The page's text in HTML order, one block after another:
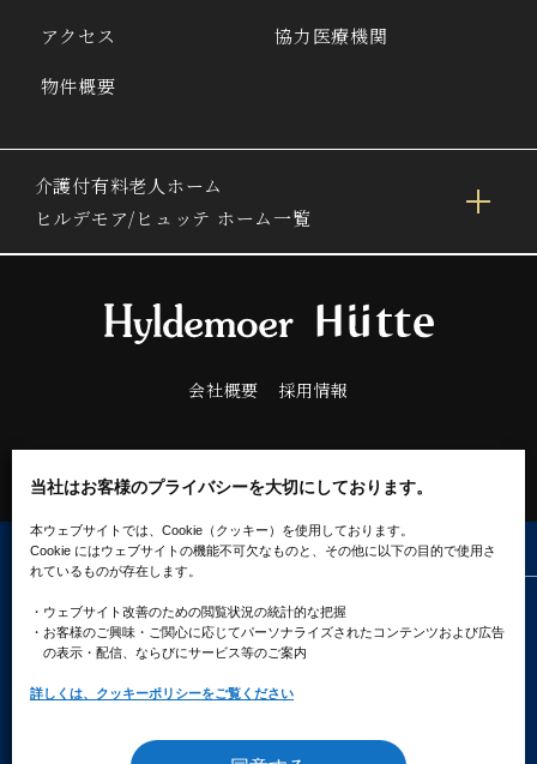
当社はお客様のプライバシーを大切にしております。
本ウェブサイトでは、Cookie（クッキー）を使用しております。
Cookie にはウェブサイトの機能不可欠なものと、その他に以下の目的で使用さ
れているものが存在します。
・ウェブサイト改善のための閲覧状況の統計的な把握
・お客様のご興味・ご関心に応じてパーソナライズされたコンテンツおよび広告
の表示・配信、ならびにサービス等のご案内
詳しくは、クッキーポリシーをご覧ください
アクセス
協力医療機関
物件概要
介護付有料老人ホーム
ヒルデモア/ヒュッテ ホーム一覧
会社概要 採用情報
プライバシーポリシー
ソーシャルメディアポリシー
クッキーポリシー